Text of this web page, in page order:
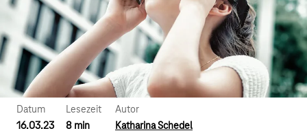
Datum
16.03.23
Lesezeit
8 min
Autor
Katharina Schedel